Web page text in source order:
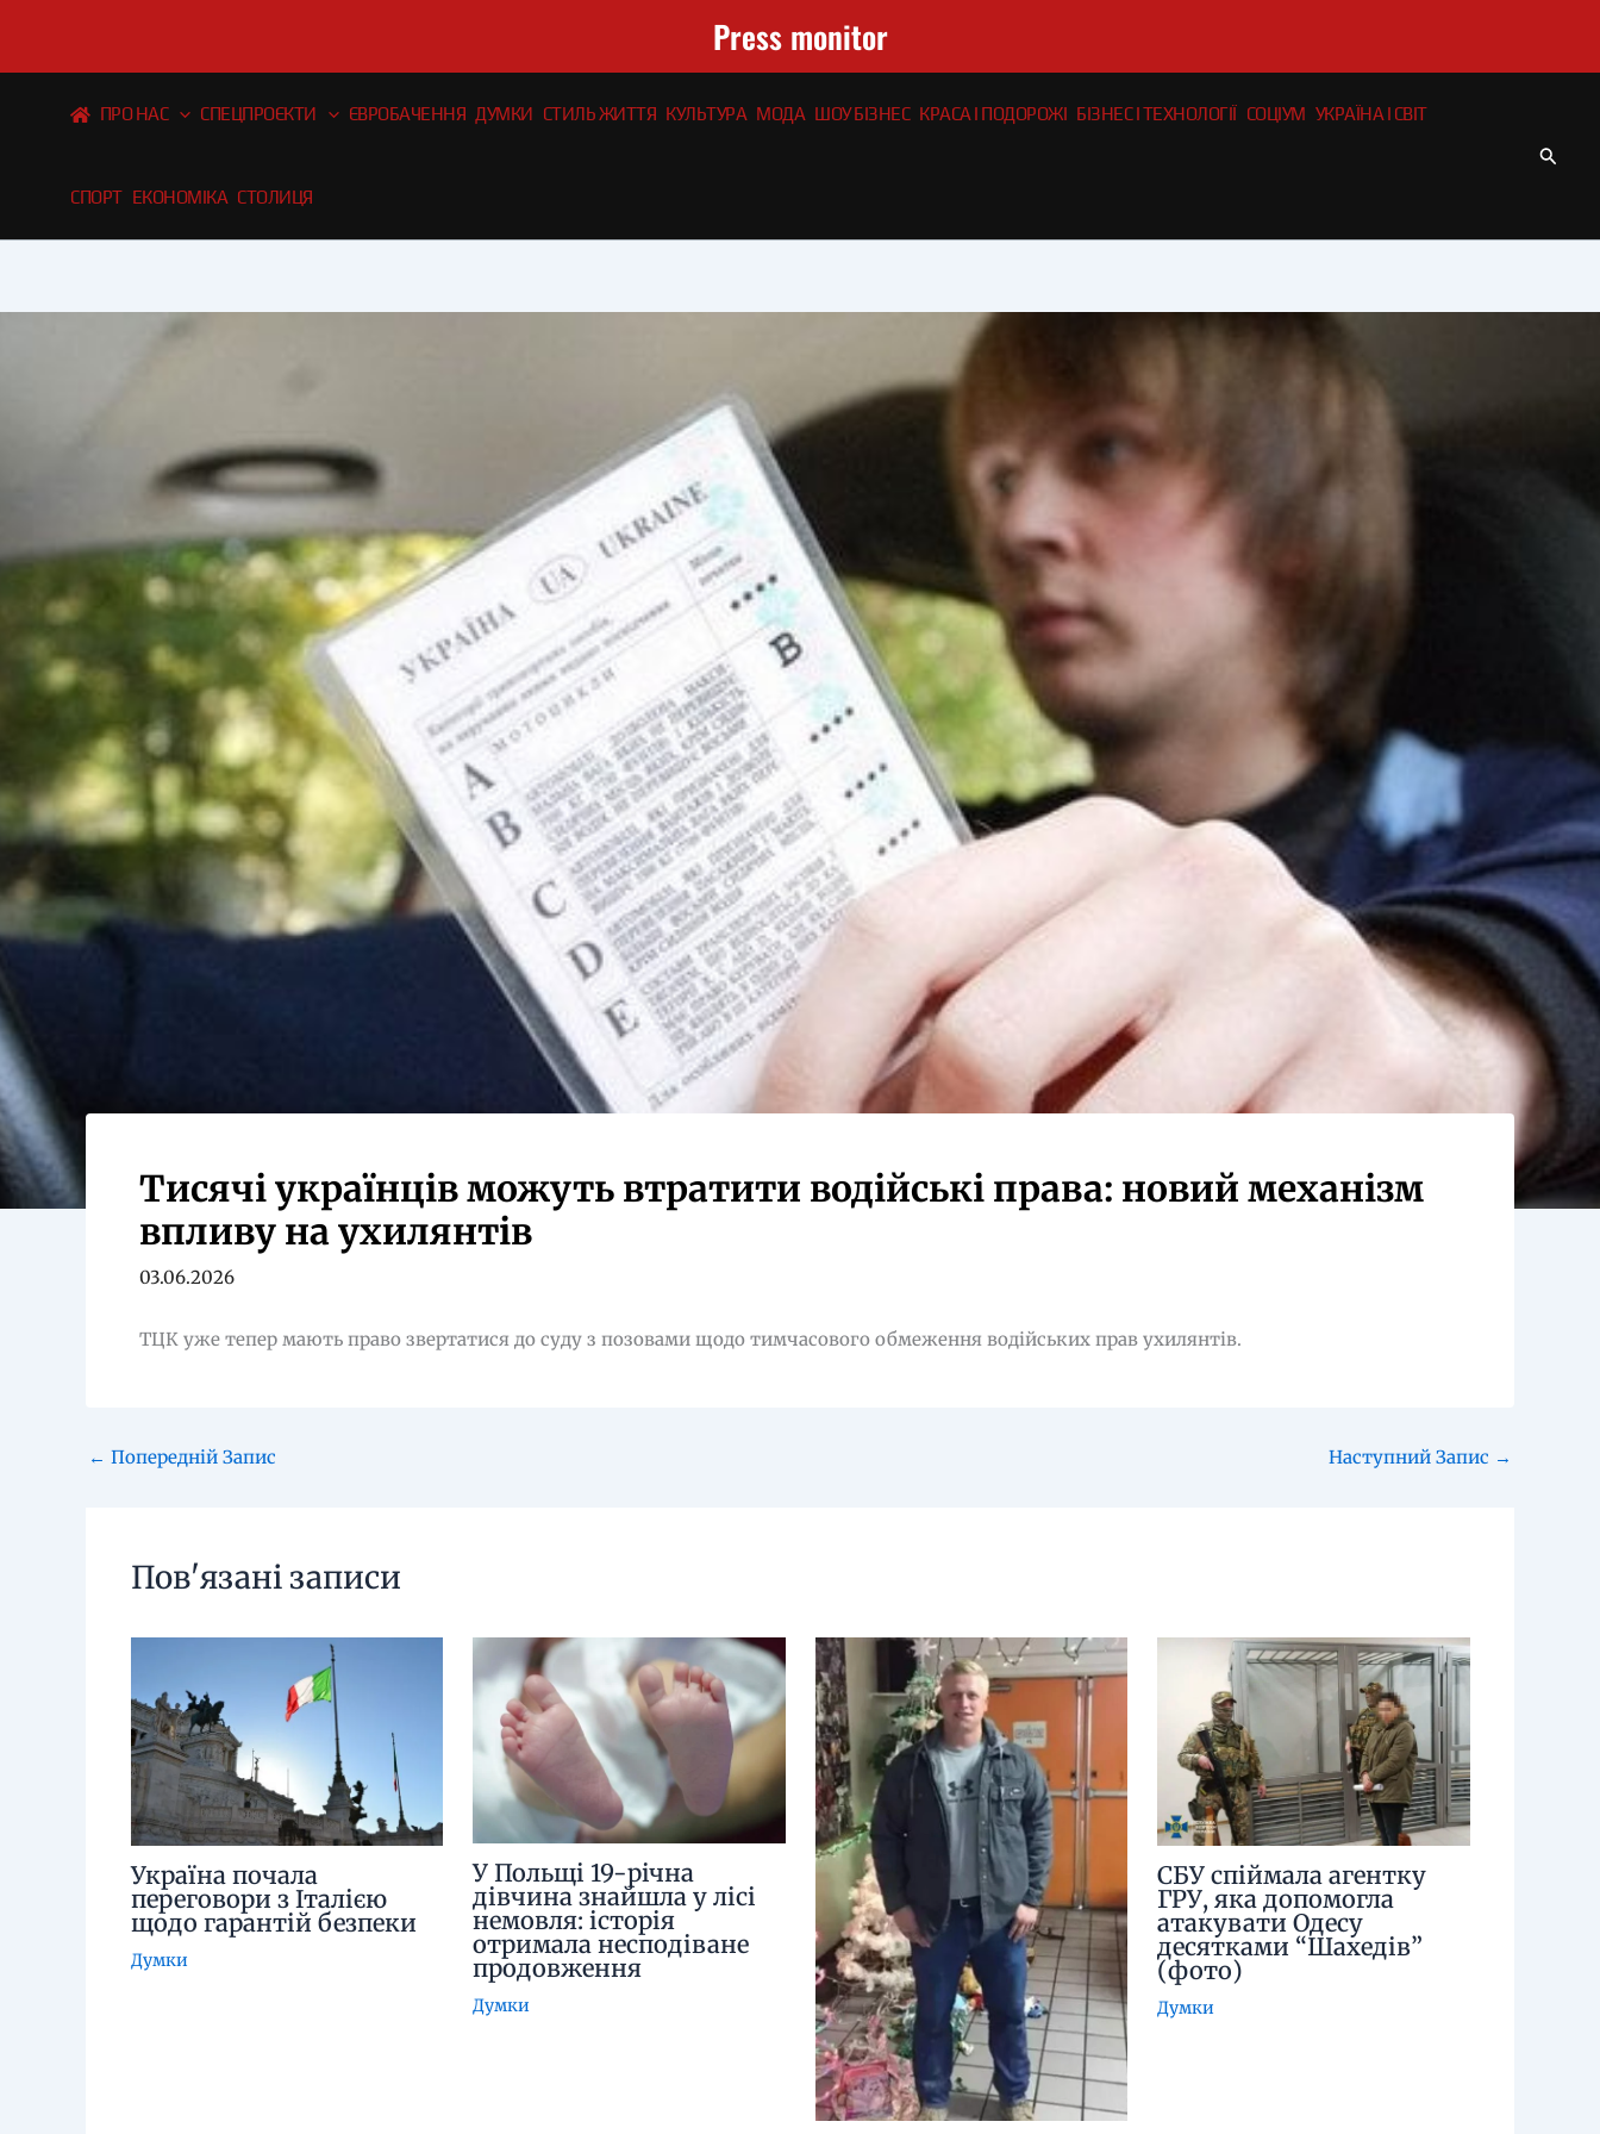
вмісту
Press monitor
ПРО НАС СПЕЦПРОЄКТИ ЄВРОБАЧЕННЯ ДУМКИ СТИЛЬ ЖИТТЯ КУЛЬТУРА МОДА ШОУ БІЗНЕС КРАСА І ПОДОРОЖІ БІЗНЕС І ТЕХНОЛОГІЇ СОЦІУМ УКРАЇНА І СВІТ
СПОРТ ЕКОНОМІКА СТОЛИЦЯ
Тисячі українців можуть втратити водійські права: новий механізм
впливу на ухилянтів
03.06.2026
ТЦК уже тепер мають право звертатися до суду з позовами щодо тимчасового обмеження водійських прав ухилянтів.
← Попередній Запис Наступний Запис →
Пов'язані записи
Україна почала
переговори з Італією
щодо гарантій безпеки
Думки
У Польщі 19-річна
дівчина знайшла у лісі
немовля: історія
отримала несподіване
продовження
Думки
СБУ спіймала агентку
ГРУ, яка допомогла
атакувати Одесу
десятками “Шахедів”
(фото)
Думки